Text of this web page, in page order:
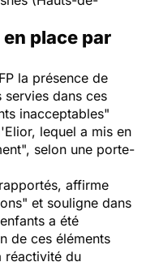
place par
la présence de
dans ces
inacceptables"
lequel a mis en
selon une porte-
affirme
et souligne dans
a été
de ces éléments
réactivité du